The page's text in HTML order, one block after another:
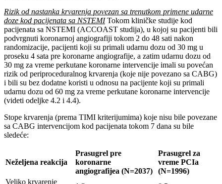
Rizik od nastanka krvarenja povezan sa trenutkom primene udarne
doze kod pacijenata sa NSTEMI Tokom kliničke studije kod
pacijenata sa NSTEMI (ACCOAST studija), u kojoj su pacijenti bili
podvrgnuti koronarnoj angiografiji tokom 2 do 48 sati nakon
randomizacije, pacijenti koji su primali udarnu dozu od 30 mg u
proseku 4 sata pre koronarne angiografije, a zatim udarnu dozu od
30 mg za vreme perkutane koronarne intervencije imali su povećan
rizik od periproceduralnog krvarenja (koje nije povezano sa CABG)
i bili su bez dodatne koristi u odnosu na pacijente koji su primali
udarnu dozu od 60 mg za vreme perkutane koronarne intervencije
(videti odeljke 4.2 i 4.4).
Stope krvarenja (prema TIMI kriterijumima) koje nisu bile povezane
sa CABG intervencijom kod pacijenata tokom 7 dana su bile
sledeće:
Neželjena reakcija
Prasugrel pre
koronarne
angiografijea (N=2037)
Prasugrel za
vreme PCIa
(N=1996)
Veliko krvarenje